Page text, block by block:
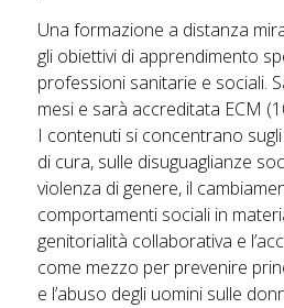
Una formazione a distanza
gli obiettivi di apprendimento
professioni sanitarie e sociali.
mesi e sarà accreditata ECM
I contenuti si concentrano
di cura, sulle disuguaglianze
violenza di genere, il
comportamenti sociali in
genitorialità collaborativa e
come mezzo per prevenire
e l’abuso degli uomini sulle